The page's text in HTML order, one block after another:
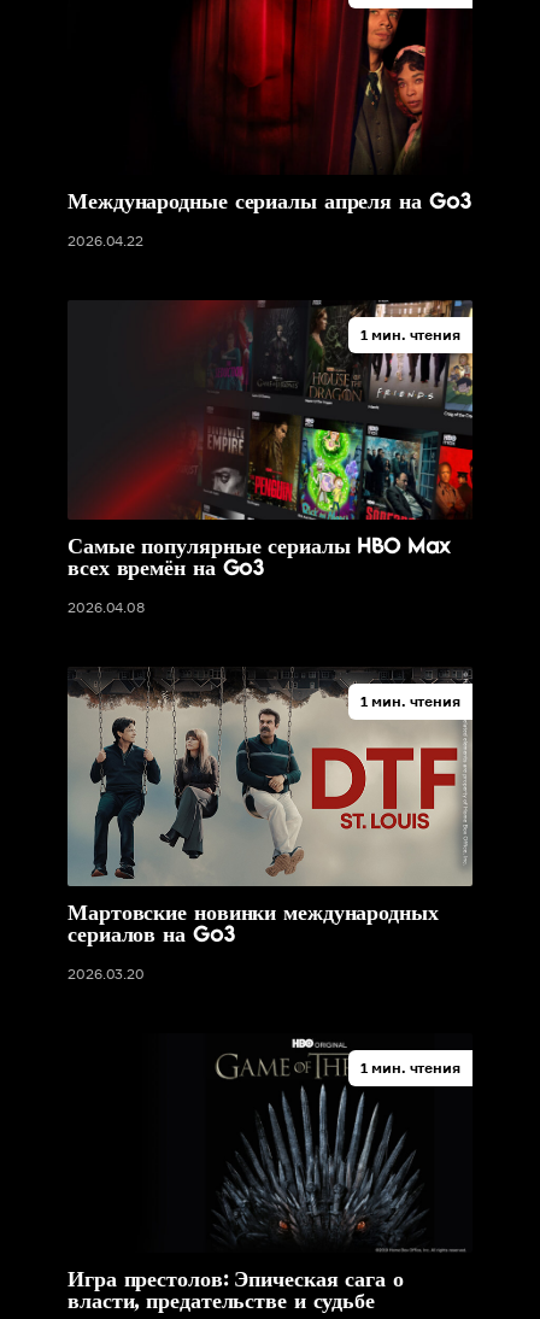
Международные сериалы апреля на Go3
2026.04.22
1 мин. чтения
Самые популярные сериалы HBO Max
всех времён на Go3
2026.04.08
1 мин. чтения
Мартовские новинки международных
сериалов на Go3
2026.03.20
1 мин. чтения
Игра престолов: Эпическая сага о
власти, предательстве и судьбе